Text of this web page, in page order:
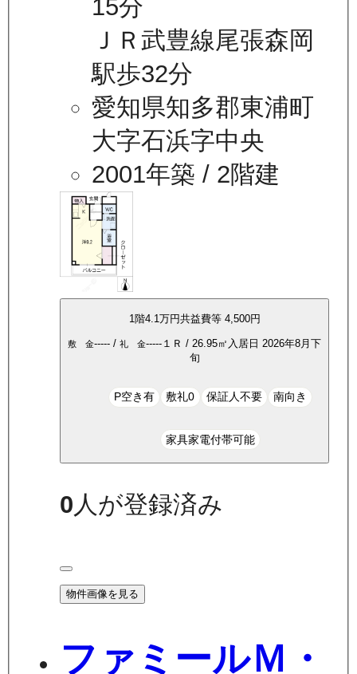
15分
ＪＲ武豊線尾張森岡
駅歩32分
愛知県知多郡東浦町
大字石浜字中央
2001年築 / 2階建
1階4.1万円共益費等 4,500円
敷 金----- / 礼 金----- １Ｒ / 26.95㎡ 入居日 2026年8月下
旬
P空き有 敷礼0 保証人不要 南向き
家具家電付帯可能
0 人が登録済み
物件画像を見る
ファミールＭ・